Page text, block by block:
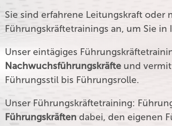
Sie sind erfahrene Leitungskraft
Führungskräftetrainings an, um Sie
Unser eintägiges
Nachwuchsführungskräfte und
Führungsstil bis Führungsrolle.
Unser Führungskräftetraining:
Führungskräften dabei, den eigenen